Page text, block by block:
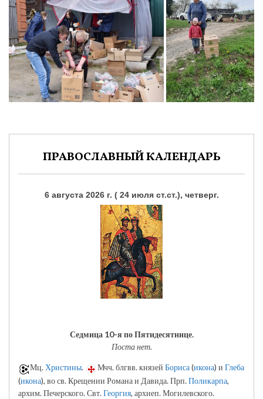
ПРАВОСЛАВНЫЙ КАЛЕНДАРЬ
6 августа 2026 г. ( 24 июля ст.ст.), четверг.
Седмица 10-я по Пятидесятнице.
Поста нет.
Мц. Христины. Мчч. блгвв. князей Бориса(икона) и Глеба
(икона), во св. Крещении Романа и Давида. Прп.Поликарпа,
архим. Печерского. Свт.Георгия, архиеп. Могилевского.